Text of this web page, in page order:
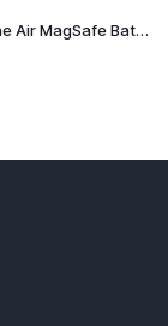
Apple iPhone Air MagSafe Battery